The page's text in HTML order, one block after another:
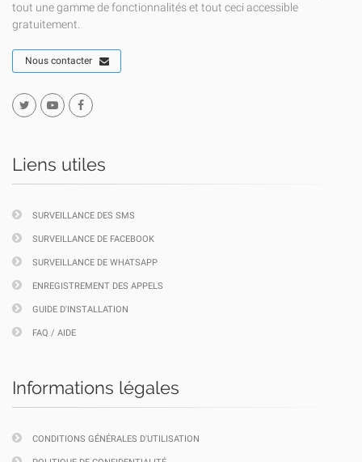
tout une gamme de fonctionnalités et tout ceci accessible
gratuitement.
Nous contacter
Liens utiles
SURVEILLANCE DES SMS
SURVEILLANCE DE FACEBOOK
SURVEILLANCE DE WHATSAPP
ENREGISTREMENT DES APPELS
GUIDE D'INSTALLATION
FAQ / AIDE
Informations légales
CONDITIONS GÉNÉRALES D'UTILISATION